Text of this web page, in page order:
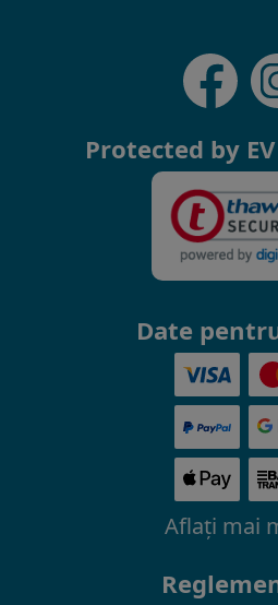
Protected by
Date
Aflaţi mai